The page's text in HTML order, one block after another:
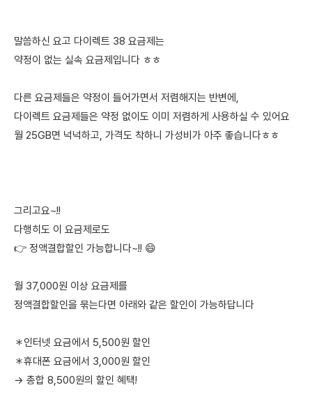
말씀하신 요고 다이렉트 38 요금제는
약정이 없는 실속 요금제입니다 ㅎㅎ
다른 요금제들은 약정이 들어가면서 저렴해지는 반변에,
다이렉트 요금제들은 약정 없이도 이미 저렴하게 사용하실 수 있어요
월 25GB면 넉넉하고, 가격도 착하니 가성비가 아주 좋습니다ㅎㅎ
그리고요~!!
다행히도 이 요금제로도
👉 정액결합할인 가능합니다~!! 😄
월 37,000원 이상 요금제를
정액결합할인을 묶는다면 아래와 같은 할인이 가능하답니다
＊인터넷 요금에서 5,500원 할인
＊휴대폰 요금에서 3,000원 할인
→ 총합 8,500원의 할인 혜택!